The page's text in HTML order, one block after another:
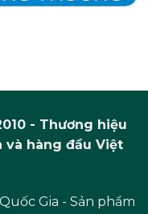
- Thương hiệu
và hàng đầu Việt
Gia - Sản phẩm